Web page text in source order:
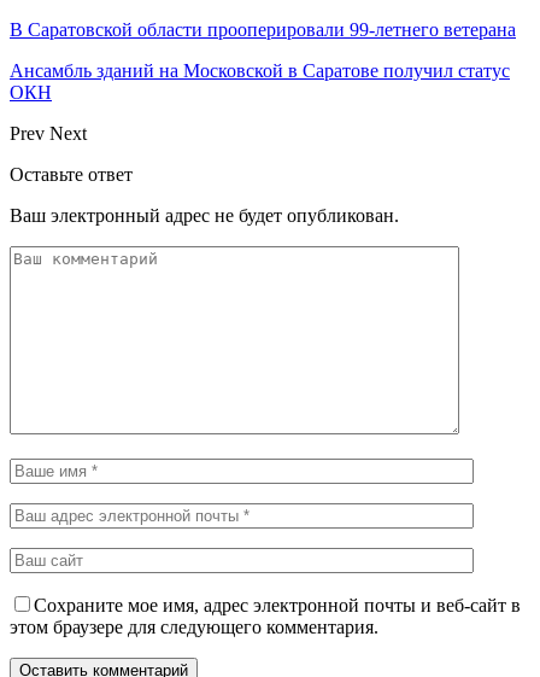
В Саратовской области прооперировали 99-летнего ветерана
Ансамбль зданий на Московской в Саратове получил статус
ОКН
Prev Next
Оставьте ответ
Ваш электронный адрес не будет опубликован.
Сохраните мое имя, адрес электронной почты и веб-сайт в
этом браузере для следующего комментария.